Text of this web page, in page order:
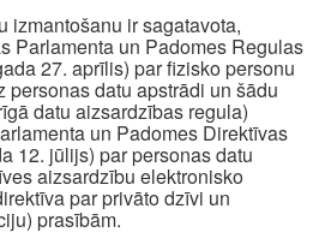
izmantošanu ir sagatavota,
Parlamenta un Padomes Regulas
27. aprīlis) par fizisko personu
personas datu apstrādi un šādu
datu aizsardzības regula)
un Padomes Direktīvas
12. jūlijs) par personas datu
aizsardzību elektronisko
par privāto dzīvi un
prasībām.